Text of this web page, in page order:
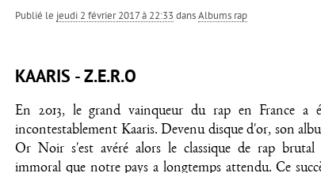
Publié le jeudi 2 février 2017 à 22:33 dansAlbums rap
KAARIS - Z.E.R.O
En 2013, le grand vainqueur du rap en France a
incontestablement Kaaris. Devenu disque d'or, son
Or Noir s'est avéré alors le classique de rap brutal
immoral que notre pays a longtemps attendu. Ce